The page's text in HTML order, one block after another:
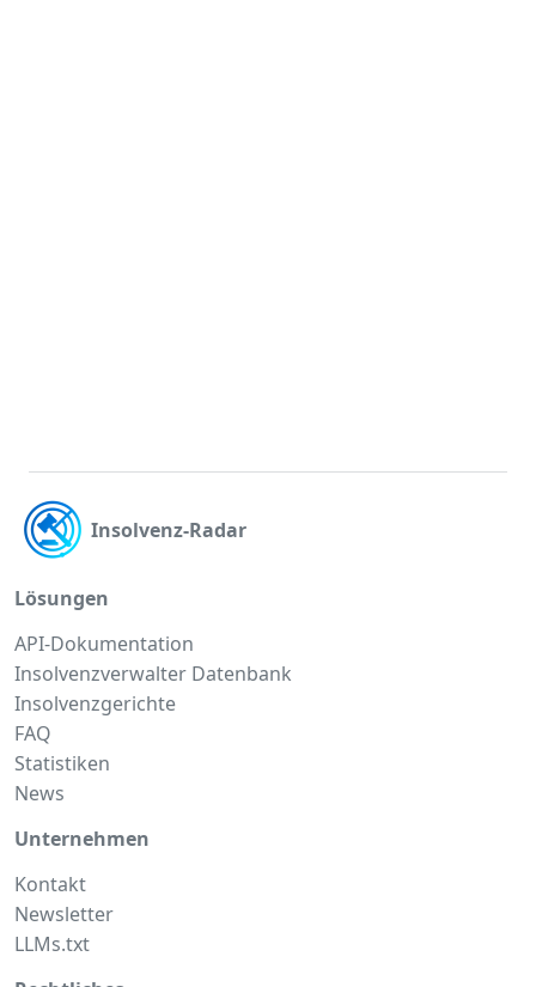
Insolvenz-Radar
Lösungen
API-Dokumentation
Insolvenzverwalter Datenbank
Insolvenzgerichte
FAQ
Statistiken
News
Unternehmen
Kontakt
Newsletter
LLMs.txt